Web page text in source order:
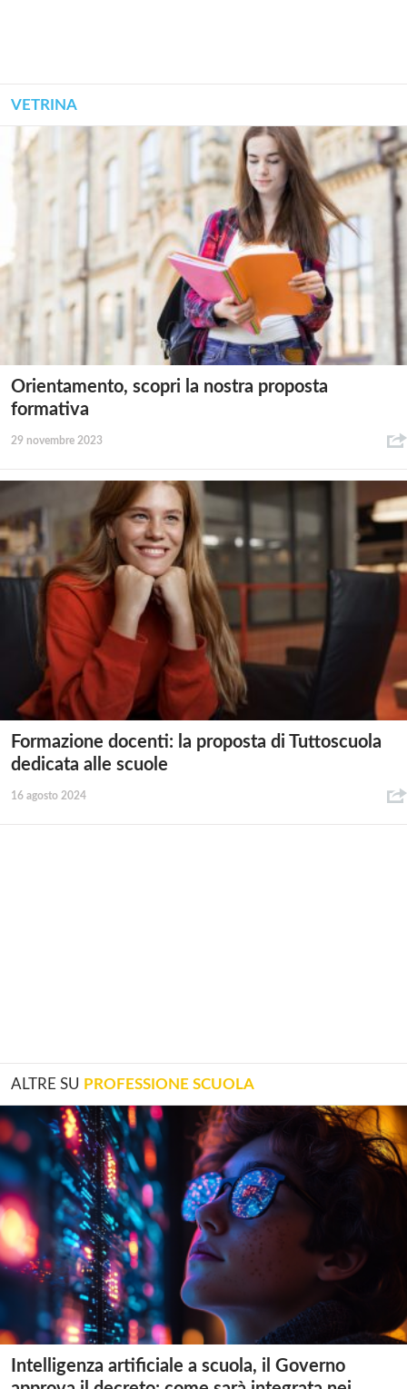
VETRINA
Orientamento, scopri la nostra proposta
formativa
29 novembre 2023
Formazione docenti: la proposta di Tuttoscuola
dedicata alle scuole
16 agosto 2024
ALTRE SU PROFESSIONE SCUOLA
Intelligenza artificiale a scuola, il Governo